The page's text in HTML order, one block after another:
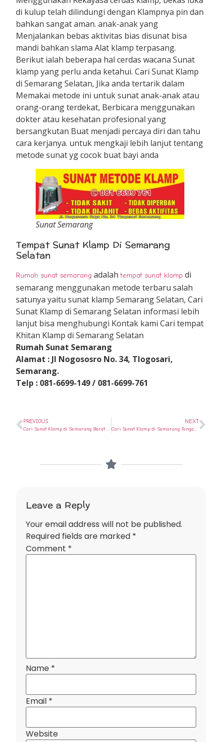
di kulup telah dilindungi dengan Klampnya pin dan
bahkan sangat aman. anak-anak yang
Menjalankan bebas aktivitas bias disunat bisa
mandi bahkan slama Alat klamp terpasang.
Berikut ialah beberapa hal cerdas wacana Sunat
klamp yang perlu anda ketahui. Cari Sunat Klamp
di Semarang Selatan, Jika anda tertarik dalam
Memakai metode ini untuk sunat anak-anak atau
orang-orang terdekat, Berbicara menggunakan
dokter atau kesehatan profesional yang
bersangkutan Buat menjadi percaya diri dan tahu
cara kerjanya. untuk mengkaji lebih lanjut tentang
metode sunat yg cocok buat bayi anda
Sunat Semarang
Tempat Sunat Klamp Di Semarang
Selatan
Rumah sunat semarang adalahtempat sunat klamp di
semarang menggunakan metode terbaru salah
satunya yaitu sunat klamp Semarang Selatan, Cari
Sunat Klamp di Semarang Selatan informasi lebih
lanjut bisa menghubungi Kontak kami Cari tempat
Khitan Klamp di Semarang Selatan
Rumah Sunat Semarang
Alamat : Jl Nogososro No. 34, Tlogosari,
Semarang.
Telp : 081-6699-149 / 081-6699-761
PREVIOUS NEXT
Leave a Reply
Your email address will not be published.
Required fields are marked *
Comment *
Name *
Email *
Website